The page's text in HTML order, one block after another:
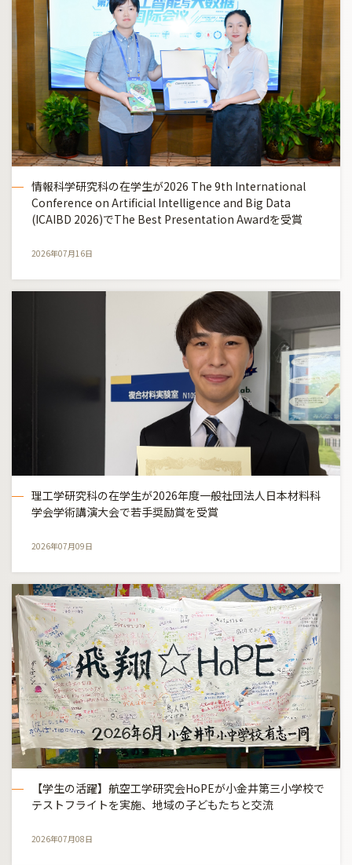
情報科学研究科の在学生が2026 The 9th International
Conference on Artificial Intelligence and Big Data
(ICAIBD 2026)でThe Best Presentation Awardを受賞
2026年07月16日
理工学研究科の在学生が2026年度一般社団法人日本材料科
学会学術講演大会で若手奨励賞を受賞
2026年07月09日
【学生の活躍】航空工学研究会HoPEが小金井第三小学校で
テストフライトを実施、地域の子どもたちと交流
2026年07月08日